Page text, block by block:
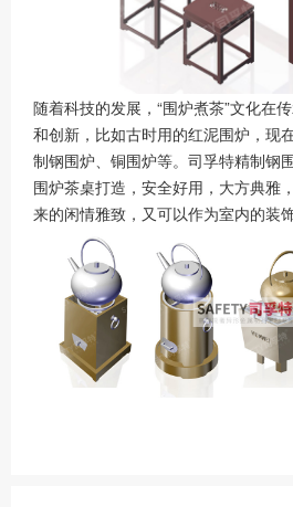
随着科技的发展，“围炉煮茶”文化在
和创新，比如古时用的红泥围炉，现
制钢围炉、铜围炉等。司孚特精制钢
围炉茶桌打造，安全好用，大方典雅
来的闲情雅致，又可以作为室内的装饰